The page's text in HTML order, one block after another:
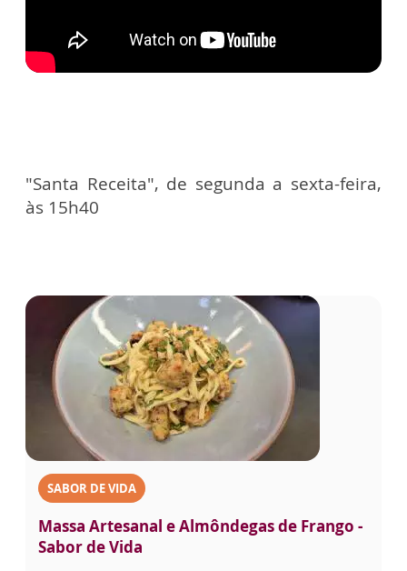
"Santa Receita", de segunda a sexta-feira,
às 15h40
SABOR DE VIDA
Massa Artesanal e Almôndegas de Frango -
Sabor de Vida